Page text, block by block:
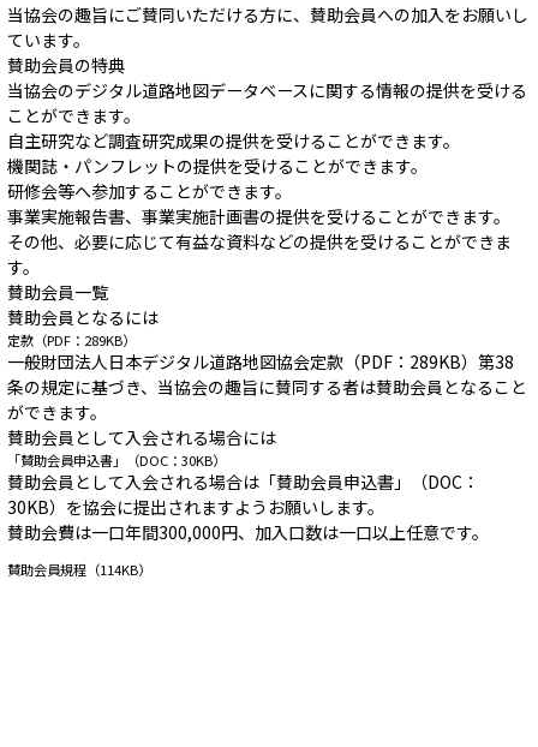
当協会の趣旨にご賛同いただける方に、賛助会員への加入をお願いし
ています。
賛助会員の特典
当協会のデジタル道路地図データベースに関する情報の提供を受ける
ことができます。
自主研究など調査研究成果の提供を受けることができます。
機関誌・パンフレットの提供を受けることができます。
研修会等へ参加することができます。
事業実施報告書、事業実施計画書の提供を受けることができます。
その他、必要に応じて有益な資料などの提供を受けることができま
す。
賛助会員一覧
賛助会員となるには
定款（PDF：289KB）
一般財団法人日本デジタル道路地図協会定款（PDF：289KB）第38
条の規定に基づき、当協会の趣旨に賛同する者は賛助会員となること
ができます。
賛助会員として入会される場合には
「賛助会員申込書」（DOC：30KB）
賛助会員として入会される場合は「賛助会員申込書」（DOC：
30KB）を協会に提出されますようお願いします。
賛助会費は一口年間300,000円、加入口数は一口以上任意です。
賛助会員規程（114KB）